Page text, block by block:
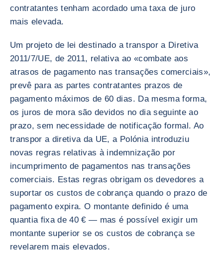
contratantes tenham acordado uma taxa de juro
mais elevada.
Um projeto de lei destinado a transpor a Diretiva
2011/7/UE, de 2011, relativa ao «combate aos
atrasos de pagamento nas transações comerciais»,
prevê para as partes contratantes prazos de
pagamento máximos de 60 dias. Da mesma forma,
os juros de mora são devidos no dia seguinte ao
prazo, sem necessidade de notificação formal. Ao
transpor a diretiva da UE, a Polónia introduziu
novas regras relativas à indemnização por
incumprimento de pagamentos nas transações
comerciais. Estas regras obrigam os devedores a
suportar os custos de cobrança quando o prazo de
pagamento expira. O montante definido é uma
quantia fixa de 40 € — mas é possível exigir um
montante superior se os custos de cobrança se
revelarem mais elevados.